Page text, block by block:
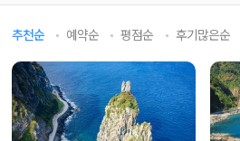
추천순 예약순 평점순 후기많은순